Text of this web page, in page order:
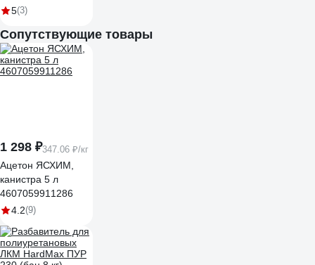
5(3)
Сопутствующие товары
1 298 ₽347.06 ₽/кг
Ацетон ЯСХИМ,
канистра 5 л
4607059911286
4.2(9)